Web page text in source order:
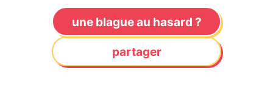
une blague au hasard ?
partager